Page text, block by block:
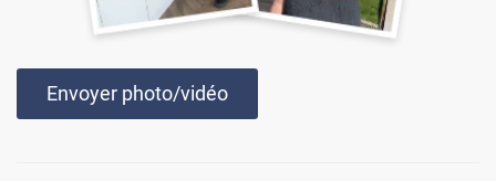
Envoyer photo/vidéo